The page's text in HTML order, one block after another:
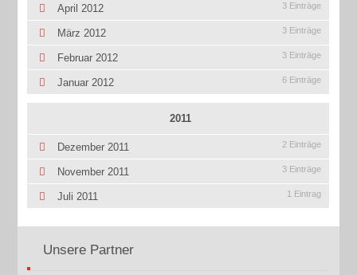
April 2012 3 Einträge
März 2012 3 Einträge
Februar 2012 3 Einträge
Januar 2012 6 Einträge
2011
Dezember 2011 2 Einträge
November 2011 3 Einträge
Juli 2011 1 Eintrag
Unsere Partner